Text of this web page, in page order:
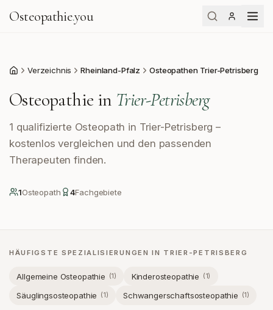
Osteopathie.you
Start Verzeichnis Rheinland-Pfalz Osteopathen Trier-Petrisberg
Osteopathie in Trier-Petrisberg
1 qualifizierte Osteopath in Trier-Petrisberg –
kostenlos vergleichen und den passenden
Therapeuten finden.
1Osteopath 4Fachgebiete
HÄUFIGSTE SPEZIALISIERUNGEN IN TRIER-PETRISBERG
Allgemeine Osteopathie (1) Kinderosteopathie (1)
Säuglingsosteopathie (1) Schwangerschaftsosteopathie (1)